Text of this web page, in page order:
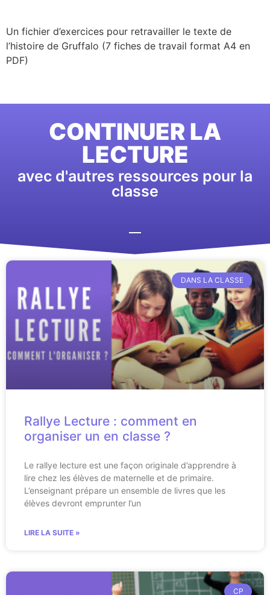
Un fichier d’exercices pour retravailler le texte de
l’histoire de Gruffalo (7 fiches de travail format A4 en
PDF)
CONTINUER LA
LECTURE
avec d'autres ressources pour la
classe
DANS LA CLASSE
Rallye Lecture : comment en
organiser un en classe ?
Le rallye lecture est une façon originale d’apprendre à
lire chez les élèves de maternelle et de primaire.
L’enseignant prépare un ensemble de livres que les
élèves devront emprunter l’un
LIRE LA SUITE »
CP